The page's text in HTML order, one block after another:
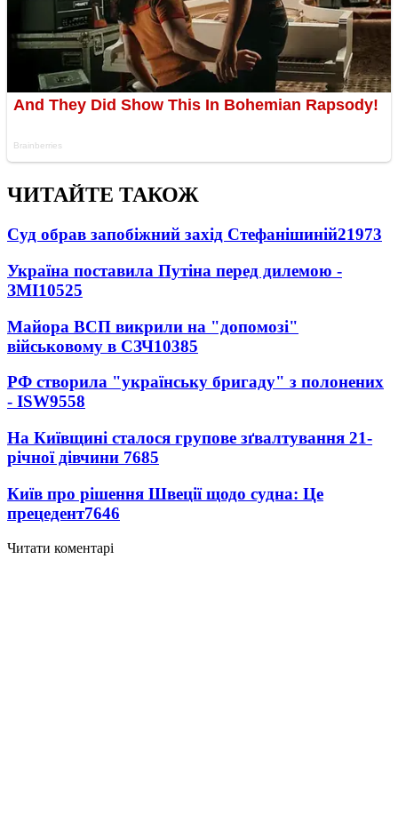
ЧИТАЙТЕ ТАКОЖ
Суд обрав запобіжний захід Стефанішиній21973
Україна поставила Путіна перед дилемою -
ЗМІ10525
Майора ВСП викрили на "допомозі"
військовому в СЗЧ10385
РФ створила "українську бригаду" з полонених
- ISW9558
На Київщині сталося групове зґвалтування 21-
річної дівчини 7685
Київ про рішення Швеції щодо судна: Це
прецедент7646
Читати коментарі